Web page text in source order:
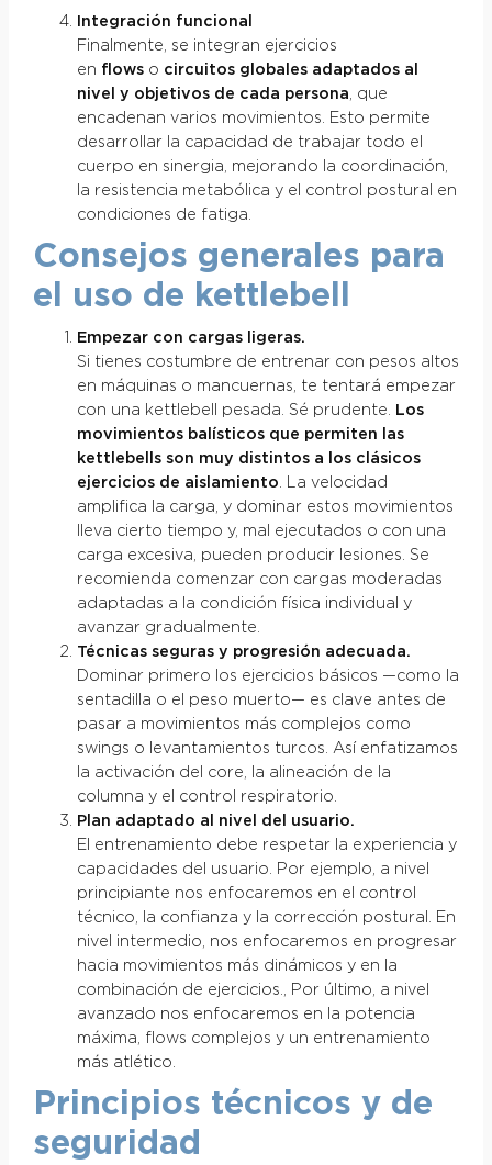
Integración funcional
Finalmente, se integran ejercicios
en flowso circuitos globales adaptados al
nivel y objetivos de cada persona, que
encadenan varios movimientos. Esto permite
desarrollar la capacidad de trabajar todo el
cuerpo en sinergia, mejorando la coordinación,
la resistencia metabólica y el control postural en
condiciones de fatiga.
Consejos generales para
el uso de kettlebell
Empezar con cargas ligeras.
Si tienes costumbre de entrenar con pesos altos
en máquinas o mancuernas, te tentará empezar
con una kettlebell pesada. Sé prudente. Los
movimientos balísticos que permiten las
kettlebells son muy distintos a los clásicos
ejercicios de aislamiento. La velocidad
amplifica la carga, y dominar estos movimientos
lleva cierto tiempo y, mal ejecutados o con una
carga excesiva, pueden producir lesiones. Se
recomienda comenzar con cargas moderadas
adaptadas a la condición física individual y
avanzar gradualmente.
Técnicas seguras y progresión adecuada.
Dominar primero los ejercicios básicos —como la
sentadilla o el peso muerto— es clave antes de
pasar a movimientos más complejos como
swings o levantamientos turcos. Así enfatizamos
la activación del core, la alineación de la
columna y el control respiratorio.
Plan adaptado al nivel del usuario.
El entrenamiento debe respetar la experiencia y
capacidades del usuario. Por ejemplo, a nivel
principiante nos enfocaremos en el control
técnico, la confianza y la corrección postural. En
nivel intermedio, nos enfocaremos en progresar
hacia movimientos más dinámicos y en la
combinación de ejercicios., Por último, a nivel
avanzado nos enfocaremos en la potencia
máxima, flows complejos y un entrenamiento
más atlético.
Principios técnicos y de
seguridad